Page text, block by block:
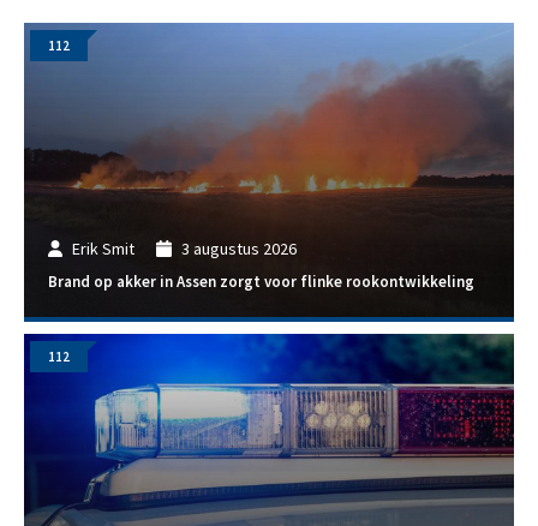
Erik Smit 3 augustus 2026
Brand op akker in Assen zorgt voor flinke rookontwikkeling
112
112